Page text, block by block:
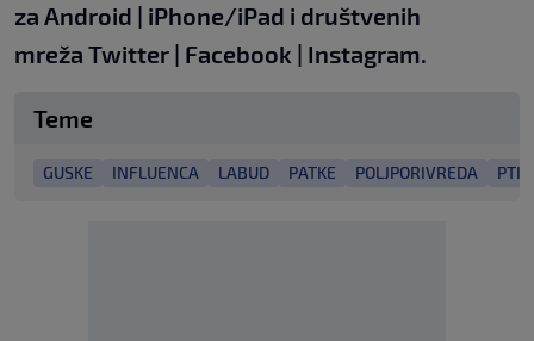
za Android | iPhone/iPad i društvenih
mreža Twitter | Facebook | Instagram.
Teme
GUSKE INFLUENCA LABUD PATKE POLJPORIVREDA